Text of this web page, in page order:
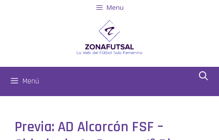
Menu
Menú
Previa: AD Alcorcón FSF –